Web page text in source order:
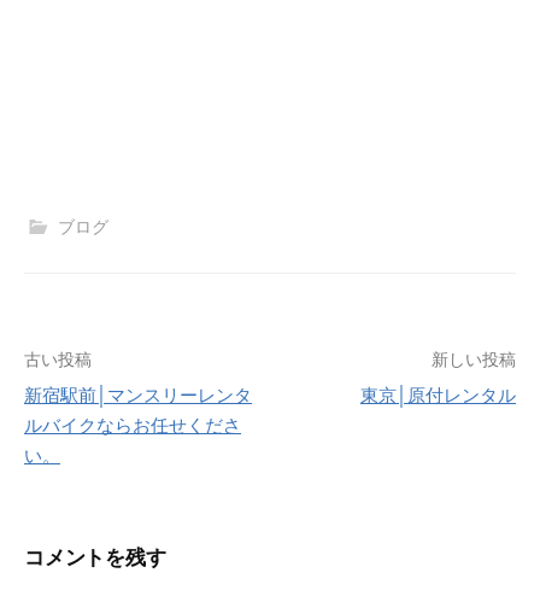
ブログ
投
稿
ナ
古い投稿
新宿駅前│マンスリーレンタ
ルバイクならお任せくださ
い。
新しい投稿
東京│原付レンタル
コメントを残す